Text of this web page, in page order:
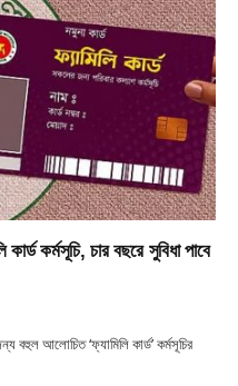
কর্মসূচি, চার বছরে সুবিধা পাবে
বহুল আলোচিত ‘ফ্যামিলি কার্ড’ কর্মসূচির